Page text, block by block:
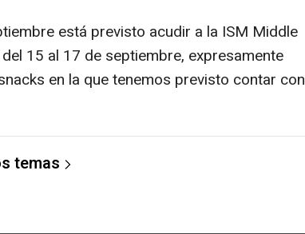
está previsto acudir a la ISM Middle
15 al 17 de septiembre, expresamente
en la que tenemos previsto contar con
temas